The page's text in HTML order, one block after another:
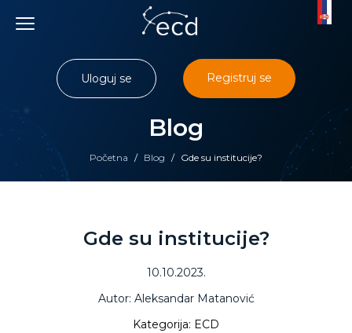
content
Početna / Blog / Gde su institucije?
Blog
Uloguj se Registruj se
Gde su institucije?
10.10.2023.
Autor: Aleksandar Matanović
Kategorija: ECD